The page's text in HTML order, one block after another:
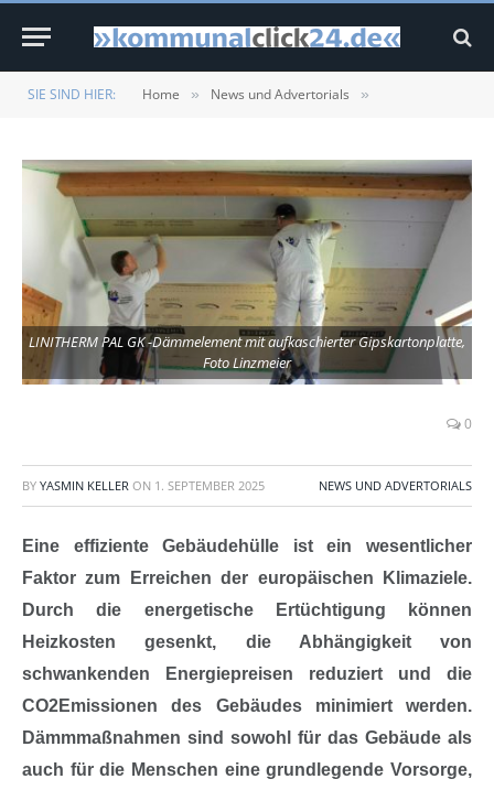
SIE SIND HIER: Home » News und Advertorials »
LINITHERM PAL GK -Dämmelement mit aufkaschierter Gipskartonplatte,
Foto Linzmeier
0
BY YASMIN KELLER ON 1. SEPTEMBER 2025 NEWS UND ADVERTORIALS
Eine effiziente Gebäudehülle ist ein wesentlicher
Faktor zum Erreichen der europäischen Klimaziele.
Durch die energetische Ertüchtigung können
Heizkosten gesenkt, die Abhängigkeit von
schwankenden Energiepreisen reduziert und die
CO2Emissionen des Gebäudes minimiert werden.
Dämmmaßnahmen sind sowohl für das Gebäude als
auch für die Menschen eine grundlegende Vorsorge,